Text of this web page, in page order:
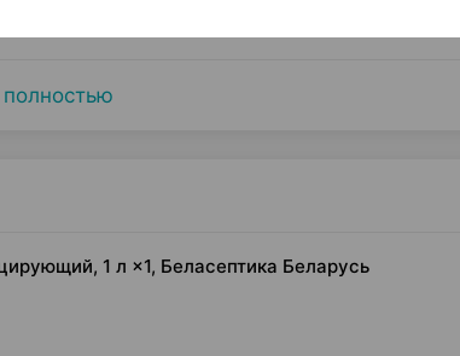
полностью
1 л ×1, Беласептика Беларусь